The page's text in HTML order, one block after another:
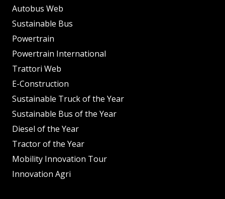
Autobus Web
Sustainable Bus
Powertrain
Powertrain International
Trattori Web
E-Construction
Sustainable Truck of the Year
Sustainable Bus of the Year
Diesel of the Year
Tractor of the Year
Mobility Innovation Tour
Innovation Agri